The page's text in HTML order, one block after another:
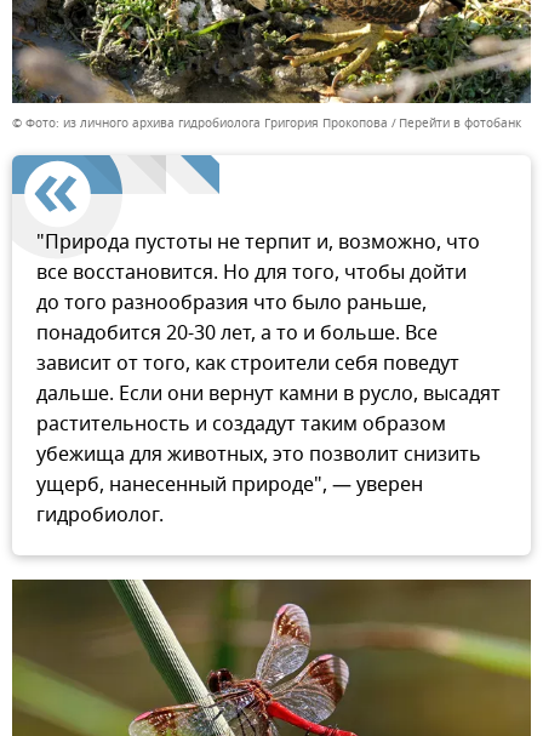
© Фото: из личного архива гидробиолога Григория Прокопова Перейти в фотобанк
"Природа пустоты не терпит и, возможно, что
все восстановится. Но для того, чтобы дойти
до того разнообразия что было раньше,
понадобится 20-30 лет, а то и больше. Все
зависит от того, как строители себя поведут
дальше. Если они вернут камни в русло, высадят
растительность и создадут таким образом
убежища для животных, это позволит снизить
ущерб, нанесенный природе", — уверен
гидробиолог.